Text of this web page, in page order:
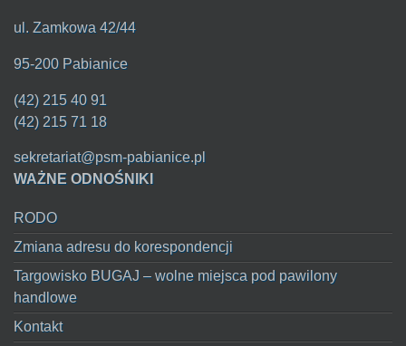
ul. Zamkowa 42/44
95-200 Pabianice
(42) 215 40 91
(42) 215 71 18
sekretariat@psm-pabianice.pl
WAŻNE ODNOŚNIKI
RODO
Zmiana adresu do korespondencji
Targowisko BUGAJ – wolne miejsca pod pawilony
handlowe
Kontakt